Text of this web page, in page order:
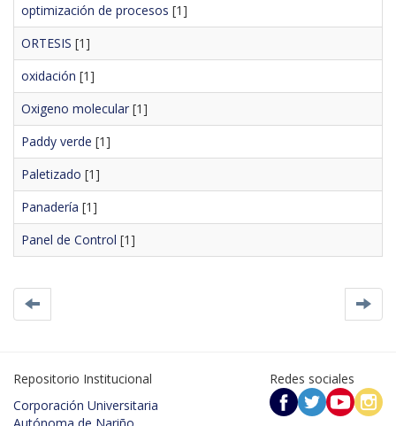
optimización de procesos [1]
ORTESIS [1]
oxidación [1]
Oxigeno molecular [1]
Paddy verde [1]
Paletizado [1]
Panadería [1]
Panel de Control [1]
Repositorio Institucional
Corporación Universitaria
Redes sociales